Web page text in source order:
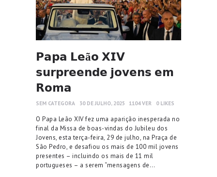
𝗣𝗮𝗽𝗮 𝗟𝗲ã𝗼 𝗫𝗜𝗩
𝘀𝘂𝗿𝗽𝗿𝗲𝗲𝗻𝗱𝗲 𝗷𝗼𝘃𝗲𝗻𝘀 𝗲𝗺
𝗥𝗼𝗺𝗮
SEM CATEGORA 30 DE JULHO, 2025 1104VER 0 LIKES
O Papa Leão XIV fez uma aparição inesperada no
final da Missa de boas-vindas do Jubileu dos
Jovens, esta terça-feira, 29 de julho, na Praça de
São Pedro, e desafiou os mais de 100 mil jovens
presentes – incluindo os mais de 11 mil
portugueses – a serem “mensagens de…